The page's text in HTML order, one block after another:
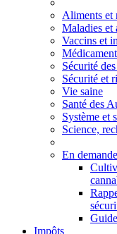
Aliments et
Maladies et
Vaccins et
Sécurité
Sécurité et
Vie saine
Santé des
Système et
Science,
En demande
Impôts